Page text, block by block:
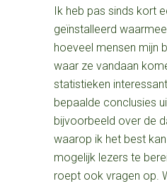
Ik heb pas sinds kort
geïnstalleerd
hoeveel mensen mijn
waar ze vandaan
statistieken
bepaalde conclusies
bijvoorbeeld over de
waarop ik het best
mogelijk lezers te
roept ook vragen op.